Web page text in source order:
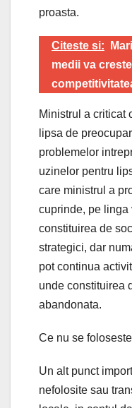
proasta.
Citeste si:
medii va creste
Ministrul a criticat
lipsa de
problemelor
uzinelor pentru
care ministrul a
cuprinde, pe linga
constituirea de
strategici, dar
pot continua
unde constituirea
abandonata.
Ce nu se
Un alt punct
nefolosite sau